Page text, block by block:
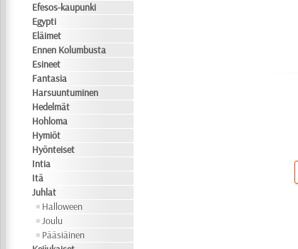
Efesos-kaupunki
Egypti
Eläimet
Ennen Kolumbusta
Esineet
Fantasia
Harsuuntuminen
Hedelmät
Hohloma
Hymiöt
Hyönteiset
Intia
Itä
Juhlat
Halloween
Joulu
Pääsiäinen